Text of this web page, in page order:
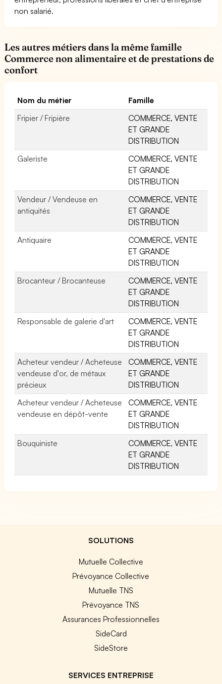
non salarié.
Les autres métiers dans la même famille
Commerce non alimentaire et de prestations de
confort
Nom du métier
Famille
Fripier / Fripière
COMMERCE, VENTE
ET GRANDE
DISTRIBUTION
Galeriste
COMMERCE, VENTE
ET GRANDE
DISTRIBUTION
Vendeur / Vendeuse en
antiquités
COMMERCE, VENTE
ET GRANDE
DISTRIBUTION
Antiquaire
COMMERCE, VENTE
ET GRANDE
DISTRIBUTION
Brocanteur / Brocanteuse
COMMERCE, VENTE
ET GRANDE
DISTRIBUTION
Responsable de galerie d'art
COMMERCE, VENTE
ET GRANDE
DISTRIBUTION
Acheteur vendeur / Acheteuse
vendeuse d'or, de métaux
précieux
COMMERCE, VENTE
ET GRANDE
DISTRIBUTION
Acheteur vendeur / Acheteuse
vendeuse en dépôt-vente
COMMERCE, VENTE
ET GRANDE
DISTRIBUTION
Bouquiniste
COMMERCE, VENTE
ET GRANDE
DISTRIBUTION
SOLUTIONS
Mutuelle Collective
Prévoyance Collective
Mutuelle TNS
Prévoyance TNS
Assurances Professionnelles
SideCard
SideStore
SERVICES ENTREPRISE